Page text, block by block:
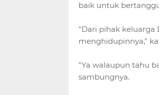
baik untuk
"Dari pihak keluarga
menghidupinnya,"
"Ya walaupun tahu
sambungnya.